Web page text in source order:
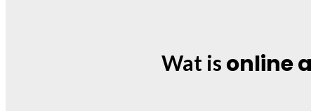
Wat is online